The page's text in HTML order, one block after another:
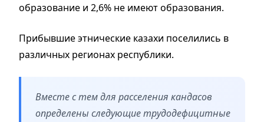
образование и 2,6% не имеют образования.
Прибывшие этнические казахи поселились в
различных регионах республики.
Вместе с тем для расселения кандасов
определены следующие трудодефицитные